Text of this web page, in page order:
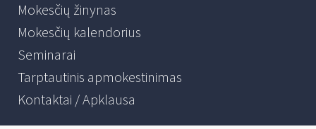
Mokesčių žinynas
Mokesčių kalendorius
Seminarai
Tarptautinis apmokestinimas
Kontaktai / Apklausa